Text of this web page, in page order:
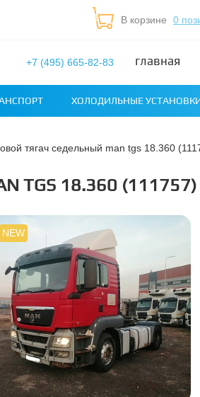
В корзине 0
+7 (495) 665-82-83 главная
ХОЛОДИЛЬНЫЕ
тягач седельный man tgs 18.360
TGS 18.360 (111757)
NEW